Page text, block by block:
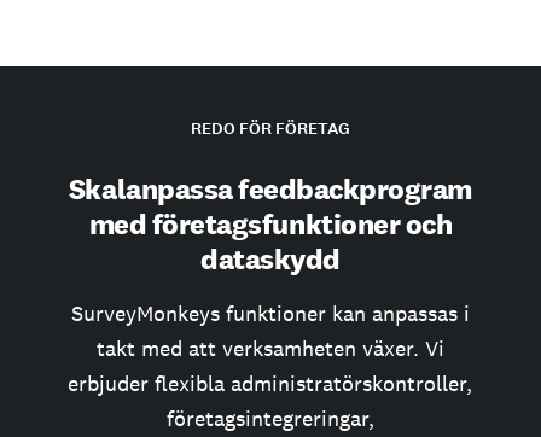
REDO FÖR FÖRETAG
Skalanpassa feedbackprogram
med företagsfunktioner och
dataskydd
SurveyMonkeys funktioner kan anpassas i
takt med att verksamheten växer. Vi
erbjuder flexibla administratörskontroller,
företagsintegreringar,